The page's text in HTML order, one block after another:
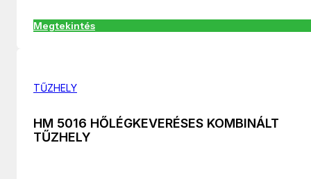
Megtekintés
TŰZHELY
HM 5016 HŐLÉGKEVERÉSES KOMBINÁLT
TŰZHELY